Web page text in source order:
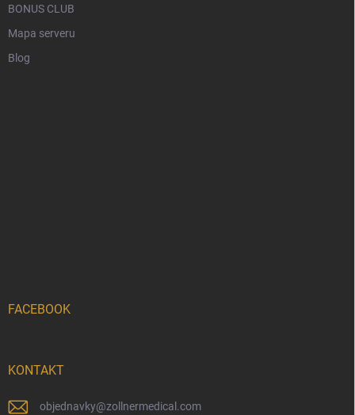
BONUS CLUB
Mapa serveru
Blog
FACEBOOK
KONTAKT
objednavky@zollnermedical.com